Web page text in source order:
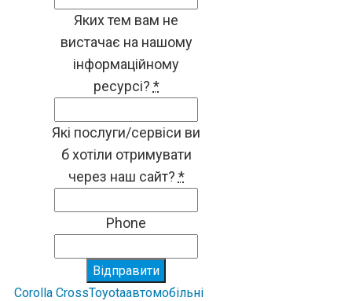
Яких тем вам не
вистачає на нашому
інформаційному
ресурсі? *
Які послуги/сервіси ви
б хотіли отримувати
через наш сайт? *
Phone
Відправити
Corolla CrossToyotaавтомобільні